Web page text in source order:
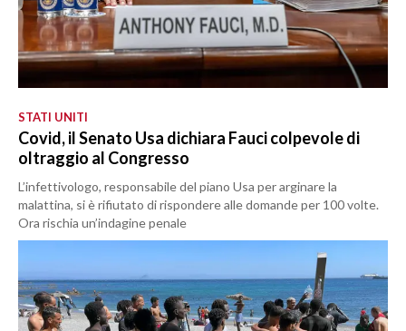
STATI UNITI
Covid, il Senato Usa dichiara Fauci colpevole di
oltraggio al Congresso
L’infettivologo, responsabile del piano Usa per arginare la
malattina, si è rifiutato di rispondere alle domande per 100 volte.
Ora rischia un’indagine penale